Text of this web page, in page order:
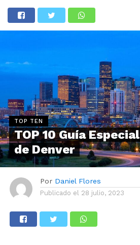
TOP TEN
TOP 10 Guía Especial
de Denver
Por Daniel Flores
Publicado el 28 julio, 2023